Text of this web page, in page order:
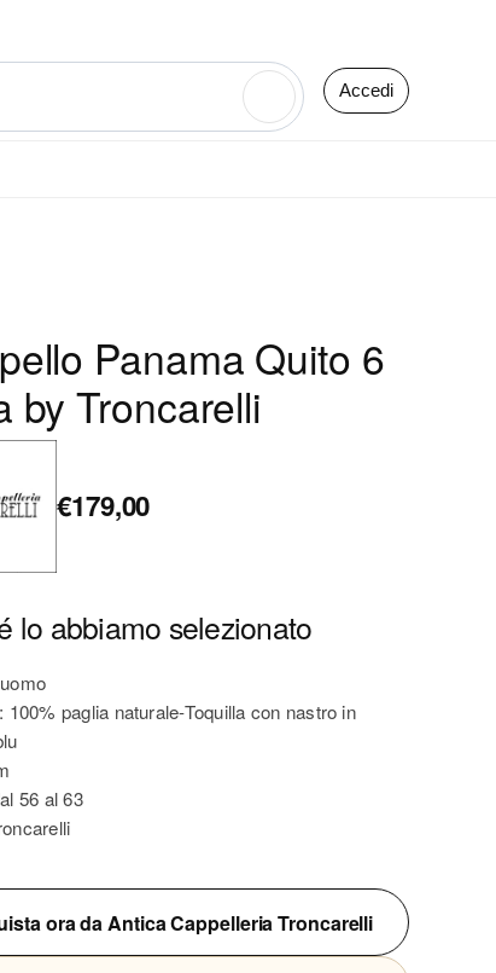
Accedi
Panama Quito 6
by Troncarelli
€179,00
lo abbiamo selezionato
100% paglia naturale-Toquilla con nastro in
56 al 63
ora da Antica Cappelleria Troncarelli